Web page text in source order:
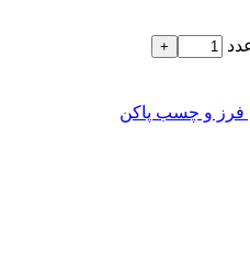
فرز و چسب پاکن